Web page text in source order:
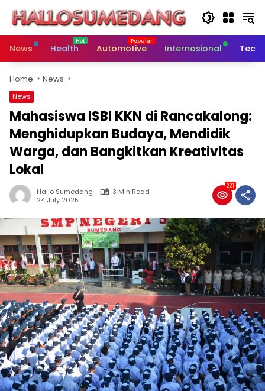
content
News
Health Automotive Internasional
Home News
News
Mahasiswa ISBI KKN di Rancakalong:
Menghidupkan Budaya, Mendidik
Warga, dan Bangkitkan Kreativitas
Lokal
Hallo Sumedang
3 Min Read
24 July 2025
221